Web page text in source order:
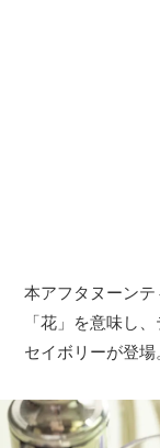
本アフタヌーン
「花」を意味し
セイボリーが登場